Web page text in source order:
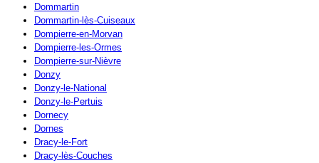
Dommartin
Dommartin-lès-Cuiseaux
Dompierre-en-Morvan
Dompierre-les-Ormes
Dompierre-sur-Nièvre
Donzy
Donzy-le-National
Donzy-le-Pertuis
Dornecy
Dornes
Dracy-le-Fort
Dracy-lès-Couches